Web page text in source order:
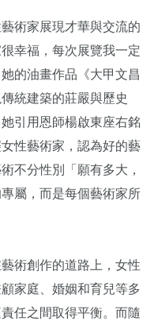
術家展現才華與交流的
幸福，每次展覽我一定
的油畫作品《大甲文昌
統建築的莊嚴與歷史
引用恩師楊啟東座右銘
性藝術家，認為好的藝
不分性別「願有多大，
屬，而是每個藝術家所
術創作的道路上， 女性
家庭、 婚姻和育兒等多
任之間取得平衡。而隨